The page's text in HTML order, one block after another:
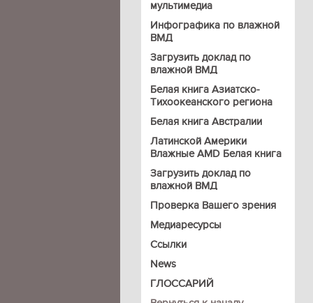
мультимедиа
Инфографика по влажной
ВМД
Загрузить доклад по
влажной ВМД
Белая книга Азиатско-
Тихоокеанского региона
Белая книга Австралии
Латинской Америки
Влажные AMD Белая книга
Загрузить доклад по
влажной ВМД
Проверка Вашего зрения
Медиаресурсы
Ссылки
News
ГЛОССАРИЙ